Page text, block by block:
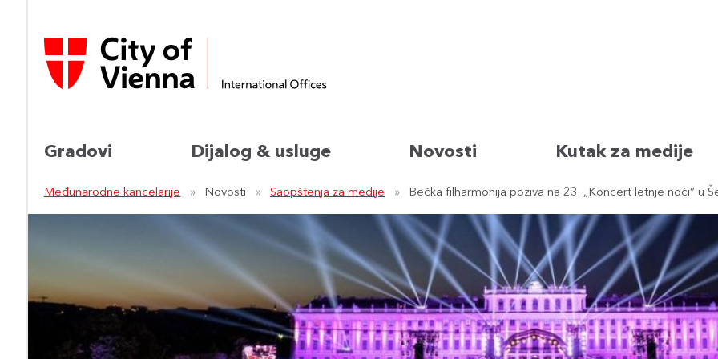
Gradovi Dijalog & usluge Novosti Kutak za medije
Međunarodne kancelarije Novosti Saopštenja za medije Bečka filharmonija poziva na 23. „Koncert letnje noći“ u